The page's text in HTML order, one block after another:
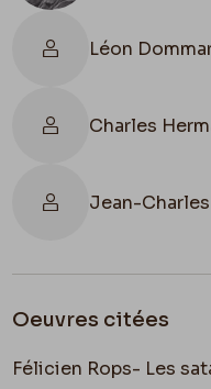
Léon
Charles
Jean-
Oeuvres citées
Félicien Rops- Les